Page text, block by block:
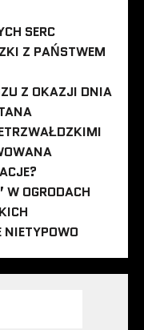
SERC
Z PAŃSTWEM
Z OKAZJI DNIA
OGRODACH
NIETYPOWO